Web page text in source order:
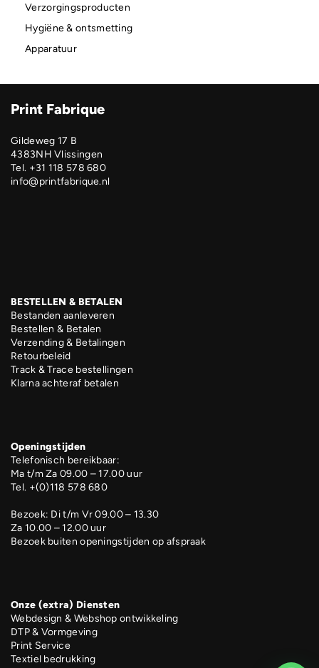
Verzorgingsproducten
Hygiëne & ontsmetting
Apparatuur
Print Fabrique
Gildeweg 17 B
4383NH Vlissingen
Tel. +31 118 578 680
info@printfabrique.nl
BESTELLEN & BETALEN
Bestanden aanleveren
Bestellen & Betalen
Verzending & Betalingen
Retourbeleid
Track & Trace bestellingen
Klarna achteraf betalen
Openingstijden
Telefonisch bereikbaar:
Ma t/m Za 09.00 – 17.00 uur
Tel. +(0)118 578 680
Bezoek: Di t/m Vr 09.00 – 13.30
Za 10.00 – 12.00 uur
Bezoek buiten openingstijden op afspraak
Onze (extra) Diensten
Webdesign & Webshop ontwikkeling
DTP & Vormgeving
Print Service
Textiel bedrukking